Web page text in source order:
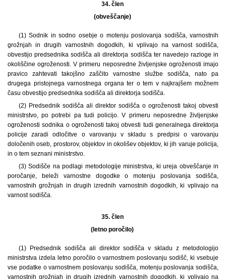
34. člen
(obveščanje)
(1) Sodnik in sodno osebje o motenju poslovanja sodišča, varnostnih
grožnjah in drugih varnostnih dogodkih, ki vplivajo na varnost sodišča,
obvestijo predsednika sodišča ali direktorja sodišča ter navedejo razloge in
okoliščine ogroženosti. V primeru neposredne življenjske ogroženosti imajo
pravico zahtevati takojšno zaščito varnostne službe sodišča, nato pa
drugega pristojnega varnostnega organa ter o tem v najkrajšem možnem
času obvestijo predsednika sodišča ali direktorja sodišča.
(2) Predsednik sodišča ali direktor sodišča o ogroženosti takoj obvesti
ministrstvo, po potrebi pa tudi policijo. V primeru neposredne življenjske
ogroženosti sodnika o ogroženosti takoj obvesti tudi generalnega direktorja
policije zaradi odločitve o varovanju v skladu s predpisi o varovanju
določenih oseb, prostorov, objektov in okolišev objektov, ki jih varuje policija,
in o tem seznani ministrstvo.
(3) Sodišče na podlagi metodologije ministrstva, ki ureja obveščanje in
poročanje, beleži varnostne dogodke o motenju poslovanja sodišča,
varnostnih grožnjah in drugih izrednih varnostnih dogodkih, ki vplivajo na
varnost sodišča.
35. člen
(letno poročilo)
(1) Predsednik sodišča ali direktor sodišča v skladu z metodologijo
ministrstva izdela letno poročilo o varnostnem poslovanju sodišč, ki vsebuje
vse podatke o varnostnem poslovanju sodišča, motenju poslovanja sodišča,
varnostnih grožnjah in drugih izrednih varnostnih dogodkih, ki vplivajo na